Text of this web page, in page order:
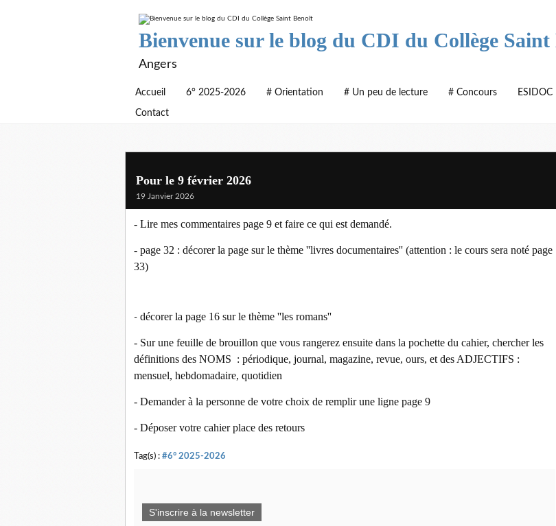
Bienvenue sur le blog du CDI du Collège Saint
Angers
Accueil 6° 2025-2026 # Orientation # Un peu de lecture # Concours ESIDOC
Contact
Pour le 9 février 2026
19 Janvier 2026
- Lire mes commentaires page 9 et faire ce qui est demandé.
- page 32 : décorer la page sur le thème ''livres documentaires'' (attention : le cours sera noté page
33)
- décorer la page 16 sur le thème ''les romans''
- Sur une feuille de brouillon que vous rangerez ensuite dans la pochette du cahier, chercher les
définitions des NOMS : périodique, journal, magazine, revue, ours, et des ADJECTIFS :
mensuel, hebdomadaire, quotidien
- Demander à la personne de votre choix de remplir une ligne page 9
- Déposer votre cahier place des retours
Tag(s) : #6° 2025-2026
S'inscrire à la newsletter